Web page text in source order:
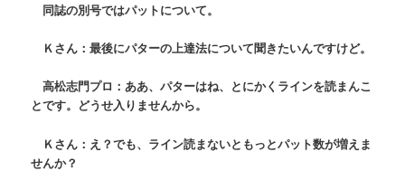
同誌の別号ではパットについて。
Ｋさん：最後にパターの上達法について聞きたいんですけど。
高松志門プロ：ああ、パターはね、とにかくラインを読まんこ
とです。どうせ入りませんから。
Ｋさん：え？でも、ライン読まないともっとパット数が増えま
せんか？